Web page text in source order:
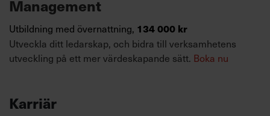
Management
Utbildning med övernattning, 134 000 kr
Utveckla ditt ledarskap, och bidra till verksamhetens
utveckling på ett mer värdeskapande sätt. Boka nu
Karriär